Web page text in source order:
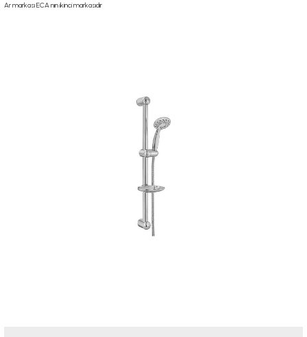
Ar markası ECA nın ikinci markasıdır